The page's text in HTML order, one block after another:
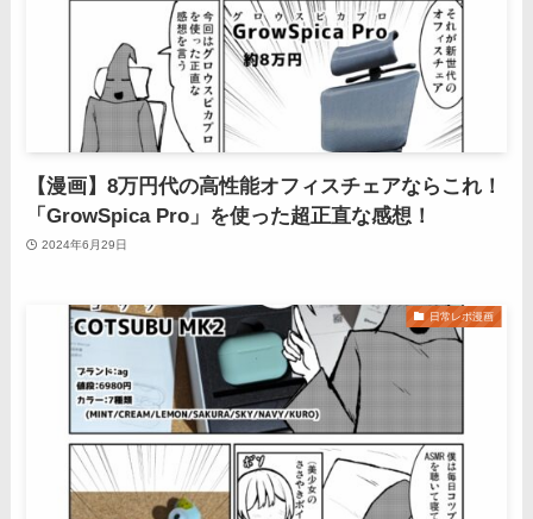
【漫画】8万円代の高性能オフィスチェアならこれ！
「GrowSpica Pro」を使った超正直な感想！
2024年6月29日
日常レポ漫画